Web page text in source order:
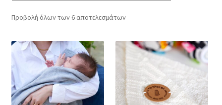
Προβολή όλων των 6 αποτελεσμάτων